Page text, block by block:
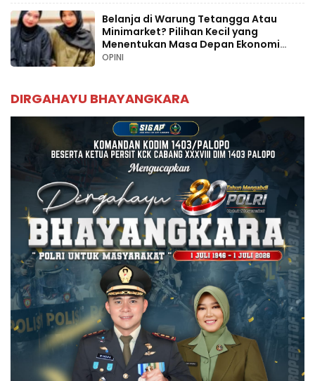
Belanja di Warung Tetangga Atau
Minimarket? Pilihan Kecil yang
Menentukan Masa Depan Ekonomi
Palopo
OPINI
DIRGAHAYU BHAYANGKARA